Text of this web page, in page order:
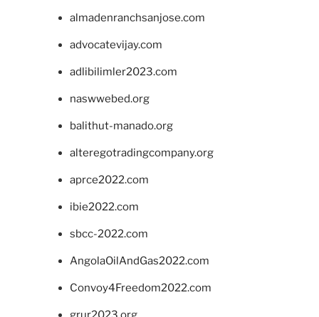
almadenranchsanjose.com
advocatevijay.com
adlibilimler2023.com
naswwebed.org
balithut-manado.org
alteregotradingcompany.org
aprce2022.com
ibie2022.com
sbcc-2022.com
AngolaOilAndGas2022.com
Convoy4Freedom2022.com